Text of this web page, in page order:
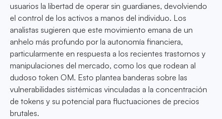
usuarios la libertad de operar sin guardianes, devolviendo
el control de los activos a manos del individuo. Los
analistas sugieren que este movimiento emana de un
anhelo más profundo por la autonomía financiera,
particularmente en respuesta a los recientes trastornos y
manipulaciones del mercado, como los que rodean al
dudoso token OM. Esto plantea banderas sobre las
vulnerabilidades sistémicas vinculadas a la concentración
de tokens y su potencial para fluctuaciones de precios
brutales.